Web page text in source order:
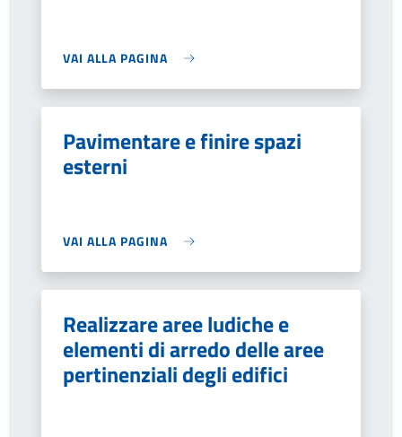
VAI ALLA PAGINA
Pavimentare e finire spazi
esterni
VAI ALLA PAGINA
Realizzare aree ludiche e
elementi di arredo delle aree
pertinenziali degli edifici